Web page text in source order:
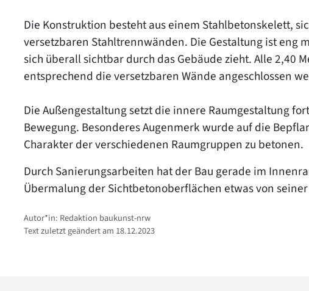
Die Konstruktion besteht aus einem Stahlbetonskelett,
versetzbaren Stahltrennwänden. Die Gestaltung ist eng
sich überall sichtbar durch das Gebäude zieht. Alle 2,40
entsprechend die versetzbaren Wände angeschlossen
Die Außengestaltung setzt die innere Raumgestaltung
Bewegung. Besonderes Augenmerk wurde auf die
Charakter der verschiedenen Raumgruppen zu betonen.
Durch Sanierungsarbeiten hat der Bau gerade im
Übermalung der Sichtbetonoberflächen etwas von
Autor*in: Redaktion baukunst-nrw
Text zuletzt geändert am 18.12.2023